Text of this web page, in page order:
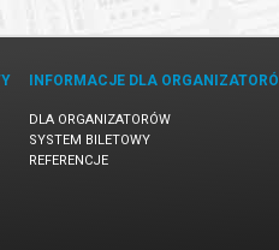
INFORMACJE DLA
DLA ORGANIZATORÓW
SYSTEM BILETOWY
REFERENCJE